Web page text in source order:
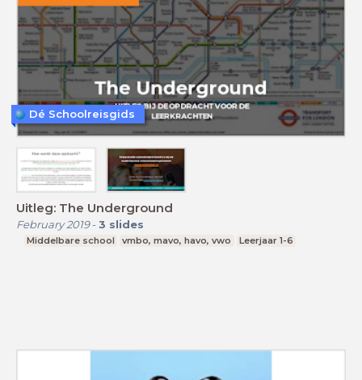
Uitleg: The Underground
February 2019- 3 slides
Middelbare school vmbo, mavo, havo, vwo Leerjaar 1-6
Dé Schoolreisgids